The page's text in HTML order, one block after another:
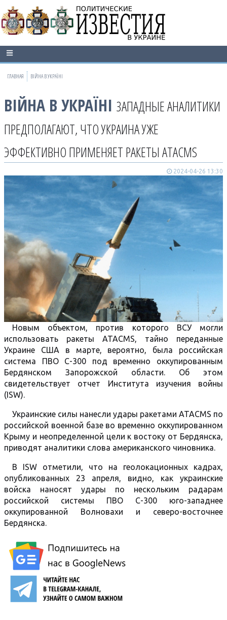
ГЛАВНАЯ ВІЙНА В УКРАЇНІ
ВІЙНА В УКРАЇНІ ЗАПАДНЫЕ АНАЛИТИКИ
ПРЕДПОЛАГАЮТ, ЧТО УКРАИНА УЖЕ
ЭФФЕКТИВНО ПРИМЕНЯЕТ РАКЕТЫ ATACMS
2024-04-26 13:30
Новым объектом, против которого ВСУ могли
использовать ракеты ATACMS, тайно переданные
Украине США в марте, вероятно, была российская
система ПВО С-300 под временно оккупированным
Бердянском Запорожской области. Об этом
свидетельствует отчет Института изучения войны
(ISW).
Украинские силы нанесли удары ракетами ATACMS по
российской военной базе во временно оккупированном
Крыму и неопределенной цели к востоку от Бердянска,
приводят аналитики слова американского чиновника.
В ISW отметили, что на геолокационных кадрах,
опубликованных 23 апреля, видно, как украинские
войска наносят удары по нескольким радарам
российской системы ПВО С-300 юго-западнее
оккупированной Волновахи и северо-восточнее
Бердянска.